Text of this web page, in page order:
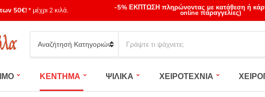
50€!* μέχρι 2 κιλά. -5% ΕΚΠΤΩΣΗ πληρώνοντας με κατάθεση ή
online παραγγελίες)
Category
name
a
c
h
ΚΕΝΤΗΜΑ ΨΙΛΙΚΑ ΧΕΙΡΟΤΕΧΝΙΑ